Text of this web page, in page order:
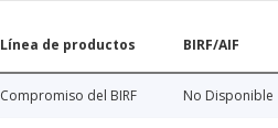
Línea de productos BIRF/AIF
Compromiso del BIRF No Disponible